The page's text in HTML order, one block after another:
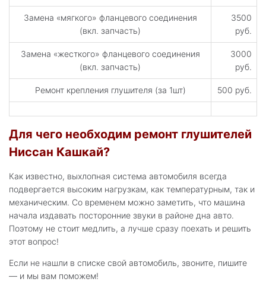
Замена «мягкого» фланцевого соединения
(вкл. запчасть)
3500
руб.
Замена «жесткого» фланцевого соединения
(вкл. запчасть)
3000
руб.
Ремонт крепления глушителя (за 1шт) 500 руб.
Для чего необходим ремонт глушителей
Ниссан Кашкай?
Как известно, выхлопная система автомобиля всегда
подвергается высоким нагрузкам, как температурным, так и
механическим. Со временем можно заметить, что машина
начала издавать посторонние звуки в районе дна авто.
Поэтому не стоит медлить, а лучше сразу поехать и решить
этот вопрос!
Если не нашли в списке свой автомобиль, звоните, пишите
— и мы вам поможем!